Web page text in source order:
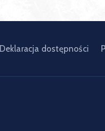
Deklaracja dostępności